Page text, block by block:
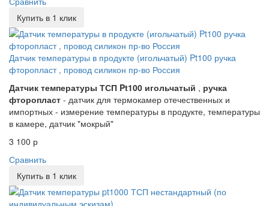
Купить в 1 клик
Датчик температуры в продукте (игольчатый) Pt100 ручка
фторопласт , провод силикон пр-во Россия
Датчик температуры ТСП Pt100 игольчатый , ручка
фторопласт - датчик для термокамер отечественных и
импортных - измерение температуры в продукте, температуры
в камере, датчик "мокрый"
3 100 р
Сравнить
Купить в 1 клик